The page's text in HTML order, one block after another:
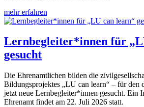
mehr erfahren
Lernbegleiter*innen für
gesucht
Die Ehrenamtlichen bilden die
Bildungsprojektes „LU can learn“ – für den
jetzt neue Lernbegleiter*innen gesucht. Ein
Ehrenamt findet am 22. Juli 2026 statt.